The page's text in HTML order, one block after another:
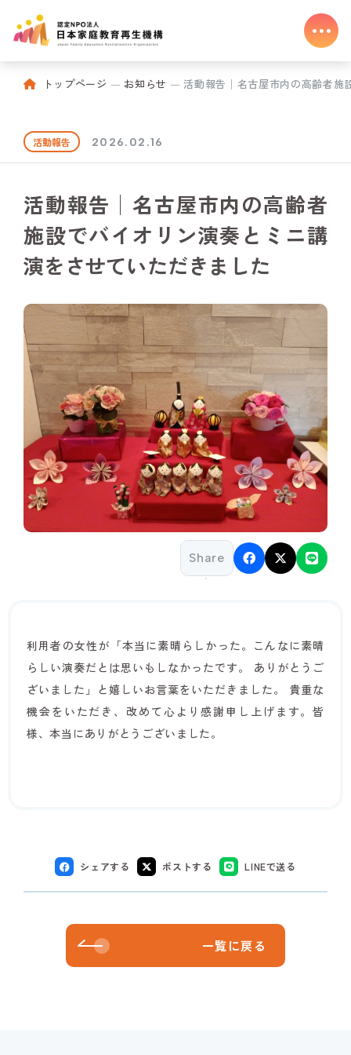
トップページ お知らせ 活動報告│名古屋市内の高齢者施
活動報告 2026.02.16
活動報告│名古屋市内の高齢者
施設でバイオリン演奏とミニ講
演をさせていただきました
Share
利用者の女性が「本当に素晴らしかった。こんなに素晴
らしい演奏だとは思いもしなかったです。 ありがとうご
ざいました」と嬉しいお言葉をいただきました。 貴重な
機会をいただき、改めて心より感謝申し上げます。皆
様、本当にありがとうございました。
シェアする ポストする LINEで送る
一覧に戻る